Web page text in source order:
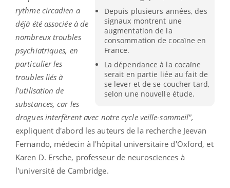
Depuis plusieurs années, des
signaux montrent une
augmentation de la
consommation de cocaïne en
France.
La dépendance à la cocaïne
serait en partie liée au fait de
se lever et de se coucher tard,
selon une nouvelle étude.
rythme circadien a
déjà été associée à de
nombreux troubles
psychiatriques, en
particulier les
troubles liés à
l'utilisation de
substances, car les
drogues interfèrent avec notre cycle veille-sommeil",
expliquent d'abord les auteurs de la recherche Jeevan
Fernando, médecin à l'hôpital universitaire d'Oxford, et
Karen D. Ersche, professeur de neurosciences à
l'université de Cambridge.